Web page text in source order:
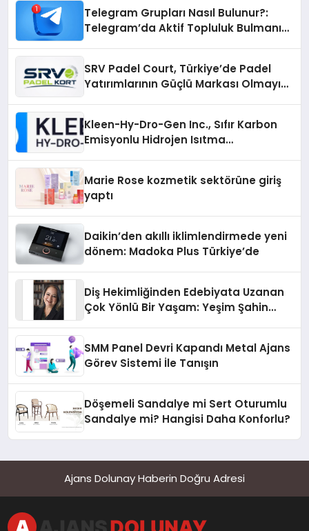
Telegram Grupları Nasıl Bulunur?:
Telegram’da Aktif Topluluk Bulmanın
SRV Padel Court, Türkiye’de Padel
Yatırımlarının Güçlü Markası Olmayı
Kleen-Hy-Dro-Gen Inc., Sıfır Karbon
Emisyonlu Hidrojen Isıtma
Marie Rose kozmetik sektörüne giriş
yaptı
Daikin’den akıllı iklimlendirmede yeni
dönem: Madoka Plus Türkiye’de
Diş Hekimliğinden Edebiyata Uzanan
Çok Yönlü Bir Yaşam: Yeşim Şahin
SMM Panel Devri Kapandı Metal Ajans
Görev Sistemi İle Tanışın
Döşemeli Sandalye mi Sert Oturumlu
Sandalye mi? Hangisi Daha Konforlu?
Ajans Dolunay Haberin Doğru Adresi